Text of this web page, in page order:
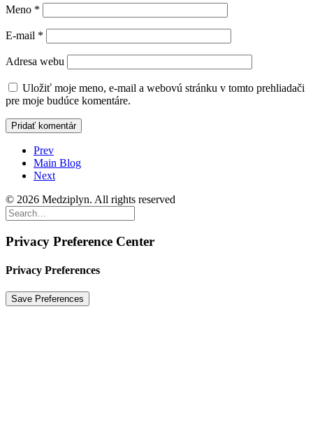
Meno *
E-mail *
Adresa webu
Uložiť moje meno, e-mail a webovú stránku v tomto prehliadači
pre moje budúce komentáre.
Prev
Main Blog
Next
© 2026 Medziplyn. All rights reserved
Privacy Preference Center
Privacy Preferences